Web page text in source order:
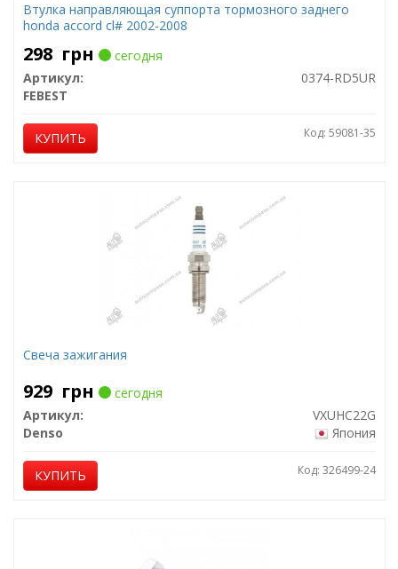
Втулка направляющая суппорта тормозного заднего
honda accord cl# 2002-2008
298 грн
сегодня
Артикул:
0374-RD5UR
FEBEST
КУПИТЬ Код: 59081-35
Свеча зажигания
929 грн
сегодня
Артикул:
VXUHC22G
Denso
Япония
КУПИТЬ Код: 326499-24